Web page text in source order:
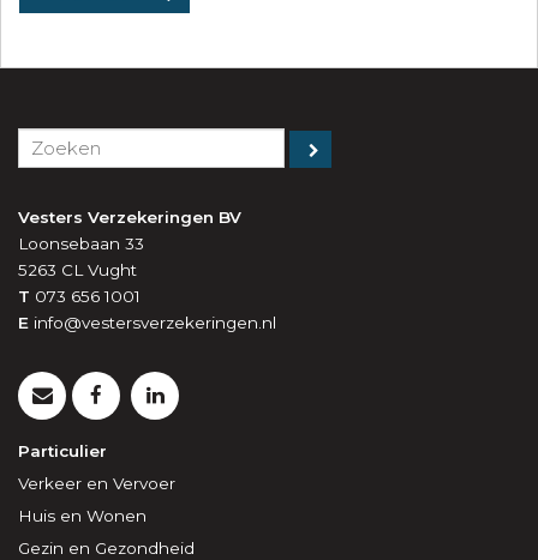
Vesters Verzekeringen BV
Loonsebaan 33
5263 CL Vught
T 073 656 1001
E info@vestersverzekeringen.nl
Particulier
Verkeer en Vervoer
Huis en Wonen
Gezin en Gezondheid